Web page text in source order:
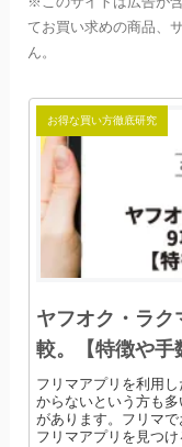
てお買い求めの商品、
ん。
お得な買い方徹底研究
ヤフオク・ラク
較。【特徴や手
フリマアプリを利用
からないという方も
があります。フリマ
フリマアプリを見つ